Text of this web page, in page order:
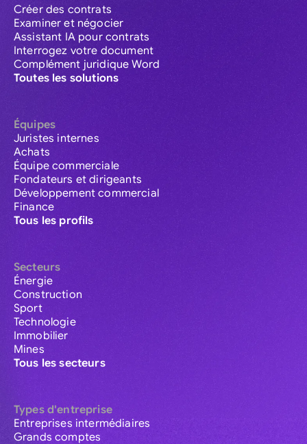
Créer des contrats
Examiner et négocier
Assistant IA pour contrats
Interrogez votre document
Complément juridique Word
Toutes les solutions
Équipes
Juristes internes
Achats
Équipe commerciale
Fondateurs et dirigeants
Développement commercial
Finance
Tous les profils
Secteurs
Énergie
Construction
Sport
Technologie
Immobilier
Mines
Tous les secteurs
Types d'entreprise
Entreprises intermédiaires
Grands comptes